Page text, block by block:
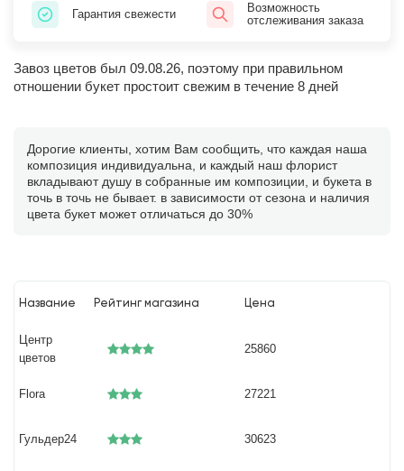
Гарантия свежести
Возможность
отслеживания заказа
Завоз цветов был 09.08.26, поэтому при правильном
отношении букет простоит свежим в течение 8 дней
Дорогие клиенты, хотим Вам сообщить, что каждая наша
композиция индивидуальна, и каждый наш флорист
вкладывают душу в собранные им композиции, и букета в
точь в точь не бывает. в зависимости от сезона и наличия
цвета букет может отличаться до 30%
Название Рейтинг магазина Цена
Центр
цветов
25860
Flora 27221
Гульдер24 30623